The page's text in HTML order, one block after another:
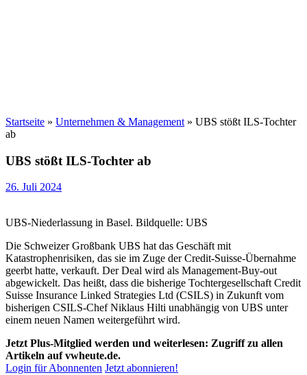
Startseite » Unternehmen & Management » UBS stößt ILS-Tochter
ab
UBS stößt ILS-Tochter ab
26. Juli 2024
UBS-Niederlassung in Basel. Bildquelle: UBS
Die Schweizer Großbank UBS hat das Geschäft mit
Katastrophenrisiken, das sie im Zuge der Credit-Suisse-Übernahme
geerbt hatte, verkauft. Der Deal wird als Management-Buy-out
abgewickelt. Das heißt, dass die bisherige Tochtergesellschaft Credit
Suisse Insurance Linked Strategies Ltd (CSILS) in Zukunft vom
bisherigen CSILS-Chef Niklaus Hilti unabhängig von UBS unter
einem neuen Namen weitergeführt wird.
Jetzt Plus-Mitglied werden und weiterlesen: Zugriff zu allen
Artikeln auf vwheute.de.
Login für Abonnenten Jetzt abonnieren!